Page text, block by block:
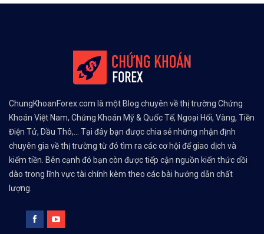
ChungKhoanForex.com là một Blog chuyên về thị trường Chứng
Khoán Việt Nam, Chứng Khoán Mỹ & Quốc Tế, Ngoại Hối, Vàng, Tiền
Điện Tử, Dầu Thô,... Tại đây bạn được chia sẻ những nhận định
chuyên gia về thị trường từ đó tìm ra các cơ hội để giao dịch và
kiếm tiền. Bên cạnh đó bạn còn được tiếp cận nguồn kiến thức dồi
dào trong lĩnh vực tài chính kèm theo các bài hướng dẫn chất
lượng.